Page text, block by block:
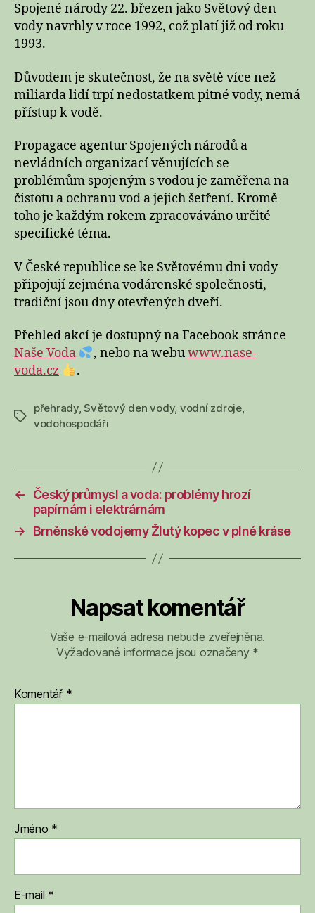
Spojené národy 22. březen jako Světový den
vody navrhly v roce 1992, což platí již od roku
1993.
Důvodem je skutečnost, že na světě více než
miliarda lidí trpí nedostatkem pitné vody, nemá
přístup k vodě.
Propagace agentur Spojených národů a
nevládních organizací věnujících se
problémům spojeným s vodou je zaměřena na
čistotu a ochranu vod a jejich šetření. Kromě
toho je každým rokem zpracováváno určité
specifické téma.
V České republice se ke Světovému dni vody
připojují zejména vodárenské společnosti,
tradiční jsou dny otevřených dveří.
Přehled akcí je dostupný na Facebook stránce
Naše Voda
, nebo na webuwww.nase-
voda.cz
.
Štítky
přehrady,Světový den vody, vodní zdroje,
vodohospodáři
←
Český průmysl a voda: problémy hrozí
papírnám i elektrárnám
→
Brněnské vodojemy Žlutý kopec v plné kráse
Napsat komentář
Vaše e-mailová adresa nebude zveřejněna.
Vyžadované informace jsou označeny *
Komentář *
Jméno *
E-mail *